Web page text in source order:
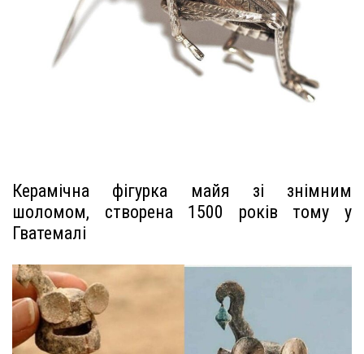
Керамічна фігурка майя зі знімним
шоломом, створена 1500 років тому у
Гватемалі